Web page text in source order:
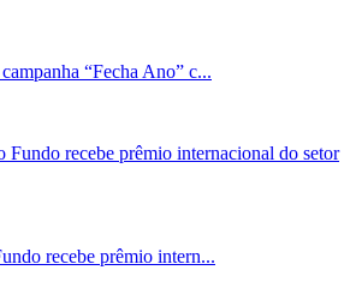
“Fecha Ano” c...
recebe prêmio intern...